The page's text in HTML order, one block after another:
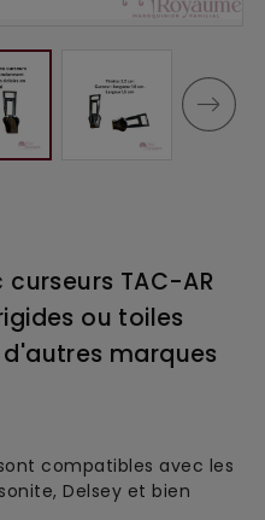
TAC-AR
ou toiles
marques
compatibles avec les
Delsey et bien